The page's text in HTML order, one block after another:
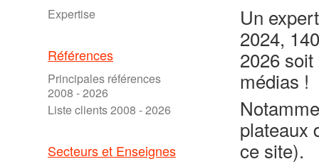
Expertise
Références
Principales références
2008 - 2026
Liste clients 2008 - 2026
Secteurs et Enseignes
Un
2024,
2026
médias !
plateaux
ce site).